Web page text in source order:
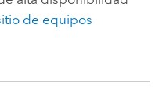
de equipos